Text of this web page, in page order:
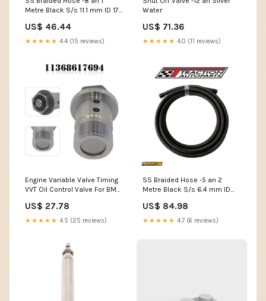
Metre Black S/s 11.1 mm ID 17.7
US$ 46.44
★★★★★ 4.4 (15 reviews)
Water
US$ 71.36
★★★★★ 4.0 (11 reviews)
Engine Variable Valve Timing
VVT Oil Control Valve For BMW
Throttle Bodies
US$ 27.78
★★★★★ 4.5 (25 reviews)
SS Braided Hose -5 an 2
Metre Black S/s 6.4 mm ID
US$ 84.98
★★★★★ 4.7 (6 reviews)